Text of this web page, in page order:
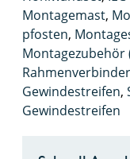
Montagemast,
pfosten,
Montagezubehör
Gewindestreifen,
Gewindestreifen